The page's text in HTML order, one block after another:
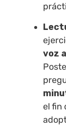
voz
el fin